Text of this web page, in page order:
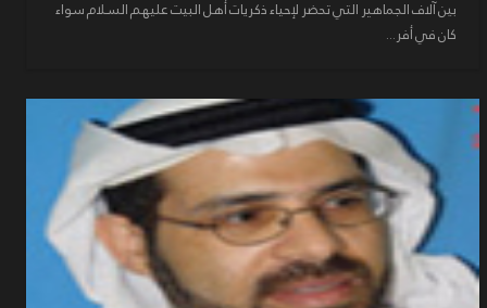
بين آلاف الجماهير التي تحضر لإحياء ذكريات أهل البيت عليهم السلام سواء
كان في أفر...